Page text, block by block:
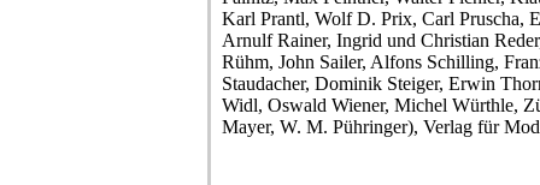
Karl Prantl, Wolf D. Prix, Carl Pruscha,
Arnulf Rainer, Ingrid und Christian
Rühm, John Sailer, Alfons Schilling,
Staudacher, Dominik Steiger, Erwin
Widl, Oswald Wiener, Michel Würthle,
Mayer, W. M. Pühringer), Verlag für